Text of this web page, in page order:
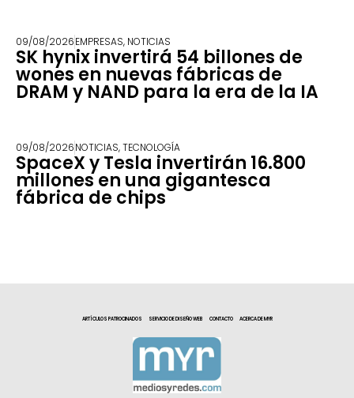
09/08/2026EMPRESAS, NOTICIAS
SK hynix invertirá 54 billones de
wones en nuevas fábricas de
DRAM y NAND para la era de la IA
09/08/2026NOTICIAS,TECNOLOGÍA
SpaceX y Tesla invertirán 16.800
millones en una gigantesca
fábrica de chips
ARTÍCULOS PATROCINADOS SERVICIO DE DISEÑO WEB CONTACTO ACERCA DE MYR